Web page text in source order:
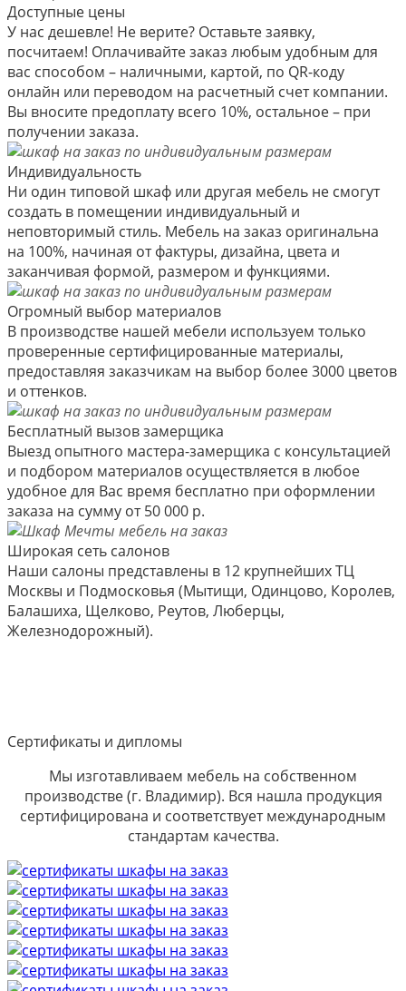
Доступные цены
У нас дешевле! Не верите? Оставьте заявку,
посчитаем! Оплачивайте заказ любым удобным для
вас способом – наличными, картой, по QR-коду
онлайн или переводом на расчетный счет компании.
Вы вносите предоплату всего 10%, остальное – при
получении заказа.
Индивидуальность
Ни один типовой шкаф или другая мебель не смогут
создать в помещении индивидуальный и
неповторимый стиль. Мебель на заказ оригинальна
на 100%, начиная от фактуры, дизайна, цвета и
заканчивая формой, размером и функциями.
Огромный выбор материалов
В производстве нашей мебели используем только
проверенные сертифицированные материалы,
предоставляя заказчикам на выбор более 3000 цветов
и оттенков.
Бесплатный вызов замерщика
Выезд опытного мастера-замерщика с консультацией
и подбором материалов осуществляется в любое
удобное для Вас время бесплатно при оформлении
заказа на сумму от 50 000 р.
Широкая сеть салонов
Наши салоны представлены в 12 крупнейших ТЦ
Москвы и Подмосковья (Мытищи, Одинцово, Королев,
Балашиха, Щелково, Реутов, Люберцы,
Железнодорожный).
Сертификаты и дипломы
Мы изготавливаем мебель на собственном
производстве (г. Владимир). Вся нашла продукция
сертифицирована и соответствует международным
стандартам качества.